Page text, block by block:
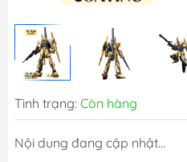
Tình trạng: Còn hàng
Nội dung đang cập nhật...